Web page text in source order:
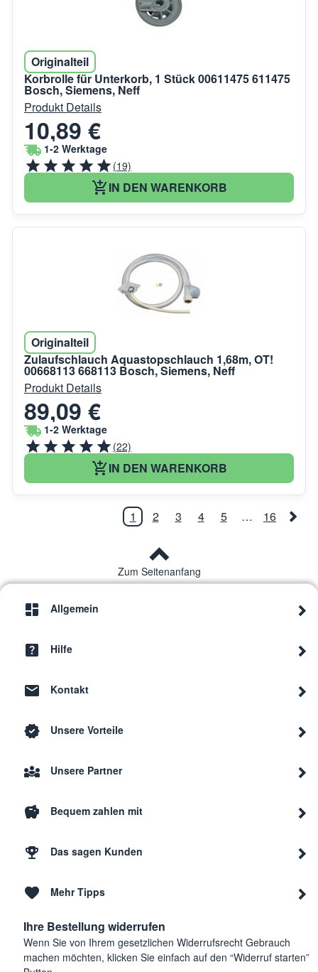
Originalteil
Korbrolle für Unterkorb, 1 Stück 00611475 611475
Bosch, Siemens, Neff
Produkt Details
10,89 €
1-2 Werktage
(19)
IN DEN WARENKORB
Originalteil
Zulaufschlauch Aquastopschlauch 1,68m, OT!
00668113 668113 Bosch, Siemens, Neff
Produkt Details
89,09 €
1-2 Werktage
(22)
IN DEN WARENKORB
1 2 3 4 5 … 16
Zum Seitenanfang
Allgemein
Hilfe
Kontakt
Unsere Vorteile
Unsere Partner
Bequem zahlen mit
Das sagen Kunden
Mehr Tipps
Ihre Bestellung widerrufen
Wenn Sie von Ihrem gesetzlichen Widerrufsrecht Gebrauch
machen möchten, klicken Sie einfach auf den “Widerruf starten”